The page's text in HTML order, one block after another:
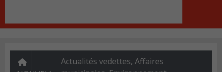
Actualités vedettes, Affaires